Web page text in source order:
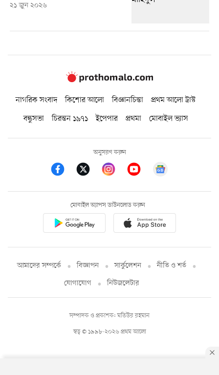
২১ জুন ২০২৬
নাগরিক সংবাদ কিশোর আলো বিজ্ঞানচিন্তা
প্রথম আলো ট্রাস্ট
বন্ধুসভা
চিরন্তন ১৯৭১ ইপেপার প্রথমা মোবাইল ভ্যাস
অনুসরণ করুন
মোবাইল অ্যাপস ডাউনলোড করুন
আমাদের সম্পর্কে বিজ্ঞাপন সার্কুলেশন
নীতি ও শর্ত
যোগাযোগ
নিউজলেটার
স্বত্ব © ১৯৯৮-২০২৬ প্রথম আলো
সম্পাদক ও প্রকাশক: মতিউর রহমান